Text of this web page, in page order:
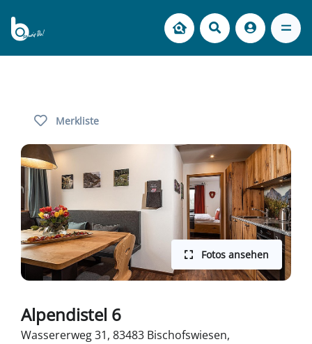
Merkliste
Fotos ansehen
Alpendistel 6
Wassererweg 31, 83483 Bischofswiesen,